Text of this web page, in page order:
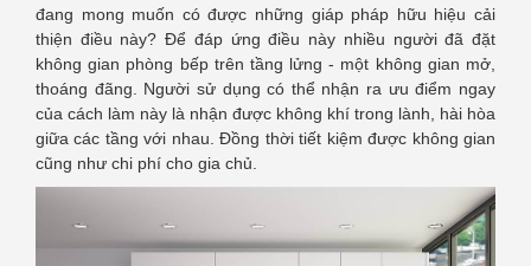
đang mong muốn có được những giáp pháp hữu hiệu cải
thiện điều này? Để đáp ứng điều này nhiều người đã đặt
không gian phòng bếp trên tầng lửng - một không gian mở,
thoáng đãng. Người sử dụng có thể nhận ra ưu điểm ngay
của cách làm này là nhận được không khí trong lành, hài hòa
giữa các tầng với nhau. Đồng thời tiết kiệm được không gian
cũng như chi phí cho gia chủ.